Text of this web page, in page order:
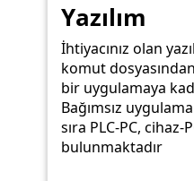
Yazılım
İhtiyacınız olan
komut
bir uygulamaya
Bağımsız uygulama
sıra PLC-PC,
bulunmaktadır